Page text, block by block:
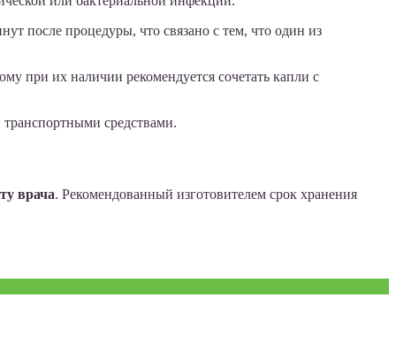
после процедуры, что связано с тем, что один из
при их наличии рекомендуется сочетать капли с
средствами.
врача. Рекомендованный изготовителем срок хранения